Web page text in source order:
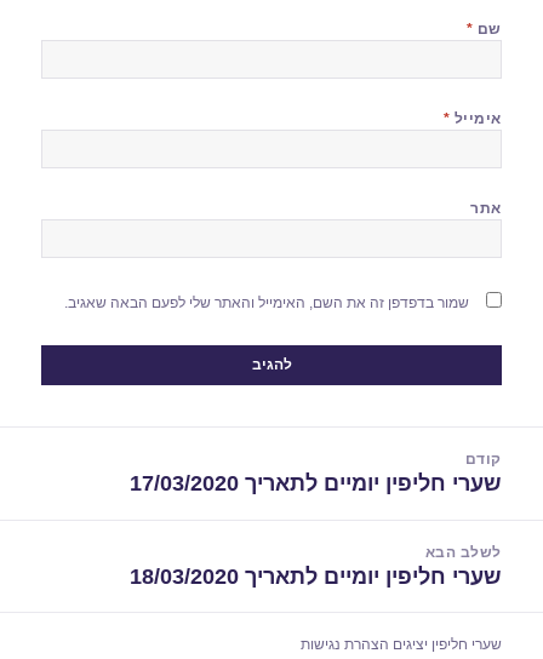
שם *
אימייל *
אתר
שמור בדפדפן זה את השם, האימייל והאתר שלי לפעם הבאה שאגיב.
קודם
הפוסט
שערי חליפין יומיים לתאריך 17/03/2020
לשלב הבא
הפוסט
שערי חליפין יומיים לתאריך 18/03/2020
שערי חליפין יציגים הצהרת נגישות